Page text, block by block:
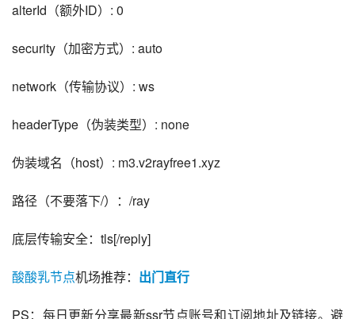
alterId（额外ID）: 0
security（加密方式）: auto
network（传输协议）: ws
headerType（伪装类型）: none
伪装域名（host）: m3.v2rayfree1.xyz
路径（不要落下/）：/ray
底层传输安全：tls[/reply]
酸酸乳节点机场推荐： 出门直行
PS：每日更新分享最新ssr节点账号和订阅地址及链接。避